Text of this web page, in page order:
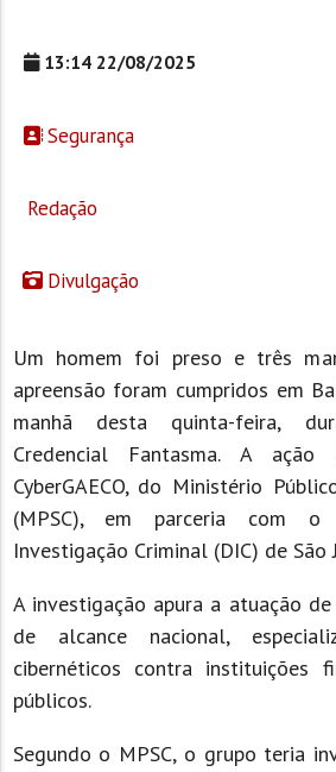
13:14 22/08/2025
Segurança
Redação
Divulgação
Um homem foi preso e três
apreensão foram cumpridos em
manhã desta quinta-feira,
Credencial Fantasma. A
CyberGAECO, do Ministério
(MPSC), em parceria com o
Investigação Criminal (DIC) de São
A investigação apura a atuação
de alcance nacional,
cibernéticos contra instituições
públicos.
Segundo o MPSC, o grupo teria